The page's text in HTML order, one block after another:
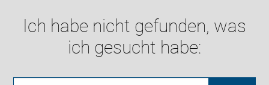
Ich habe nicht gefunden, was
ich gesucht habe: